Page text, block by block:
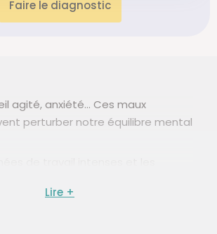
Faire le diagnostic
agité, anxiété... Ces maux
perturber notre équilibre mental
français sur 2. Le stress est une